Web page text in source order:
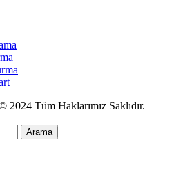
Tüm Haklarımız Saklıdır.
Arama